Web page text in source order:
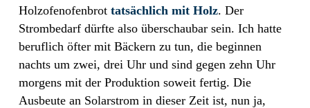
Holzofenofenbrot tatsächlich mit Holz. Der
Strombedarf dürfte also überschaubar sein. Ich hatte
beruflich öfter mit Bäckern zu tun, die beginnen
nachts um zwei, drei Uhr und sind gegen zehn Uhr
morgens mit der Produktion soweit fertig. Die
Ausbeute an Solarstrom in dieser Zeit ist, nun ja,